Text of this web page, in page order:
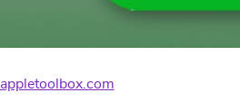
appletoolbox.com